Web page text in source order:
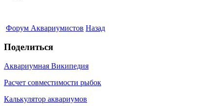
Форум Аквариумистов Назад
Поделиться
Аквариумная Википедия
Расчет совместимости рыбок
Калькулятор аквариумов